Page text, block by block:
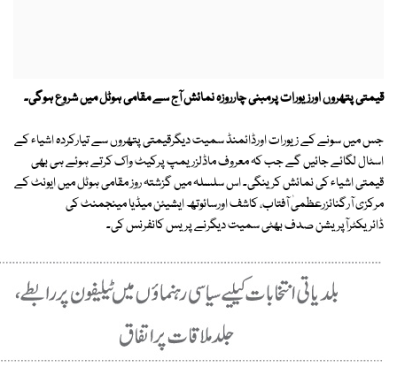
قیمتی پتھروں اورزیورات پرمبنی چارروزہ نمائش آج سے مقامی ہوٹل میں شروع ہوگی۔
جس میں سونے کے زیورات اورڈائمنڈ سمیت دیگرقیمتی پتھروں سے تیارکردہ اشیاء کے
اسٹال لگائے جائیں گے جب کہ معروف ماڈلزریمپ پرکیٹ واک کرتے ہوئے ہی بھی
قیمتی اشیاء کی نمائش کرینگی۔ اس سلسلہ میں گزشتہ روز مقامی ہوٹل میں ایونٹ کے
مرکزی آرگنائزرعظمیٰ آفتاب، کاشف اورسائوتھ ایشیئن میڈیا مینجمنٹ کی
ڈائریکٹرآپریشن صدف بھٹی سمیت دیگرنے پریس کانفرنس کی۔